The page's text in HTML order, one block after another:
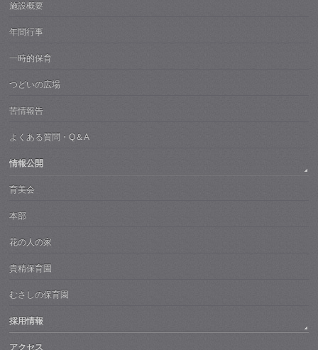
施設概要
年間行事
一時的保育
つどいの広場
苦情報告
よくある質問・Q＆A
情報公開
育美会
本部
花の人の家
貴精保育園
むさしの保育園
採用情報
アクセス